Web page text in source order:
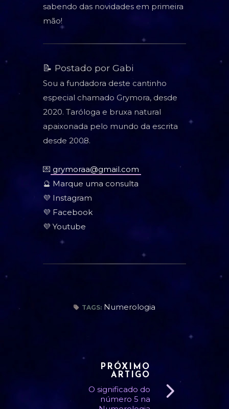
sabendo das novidades em primeira
mão!
📝 Postado por Gabi
Sou a fundadora deste cantinho
especial chamado Grymora, desde
2020. Taróloga e bruxa natural
apaixonada pelo mundo da escrita
desde 2008.
💌 grymoraa@gmail.com
🔮 Marque uma consulta
💜 Instagram
💜 Facebook
💜 Youtube
TAGS: Numerologia
PRÓXIMO
ARTIGO
O significado do
número 5 na